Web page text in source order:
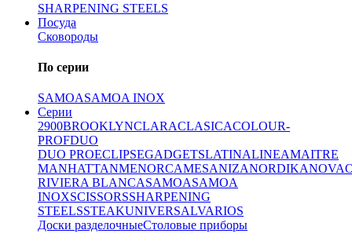
SHARPENING STEELS
Посуда
Сковороды
По серии
SAMOASAMOA INOX
Серии
2900BROOKLYNCLARACLASICACOLOUR-
PROFDUO
DUO PROECLIPSEGADGETSLATINALINEAMAITRE
MANHATTANMENORCAMESANIZANORDIKANOVA
RIVIERA BLANCASAMOASAMOA
INOXSCISSORSSHARPENING
STEELSSTEAKUNIVERSALVARIOS
Доски разделочныеСтоловые приборы